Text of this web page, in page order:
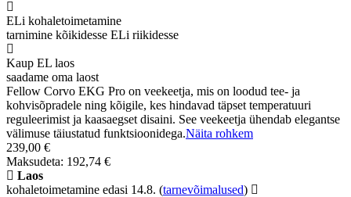
ELi kohaletoimetamine
tarnimine kõikidesse ELi riikidesse
Kaup EL laos
saadame oma laost
Fellow Corvo EKG Pro on veekeetja, mis on loodud tee- ja
kohvisõpradele ning kõigile, kes hindavad täpset temperatuuri
reguleerimist ja kaasaegset disaini. See veekeetja ühendab elegantse
välimuse täiustatud funktsioonidega.Näita rohkem
239,00 €
Maksudeta: 192,74 €
Laos
kohaletoimetamine edasi 14.8. (tarnevõimalused)